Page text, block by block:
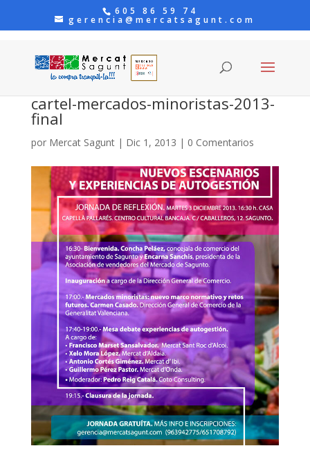
605 86 59 74
gerencia@mercatsagunt.com
cartel-mercados-minoristas-2013-
final
por Mercat Sagunt| Dic 1, 2013 | 0 Comentarios